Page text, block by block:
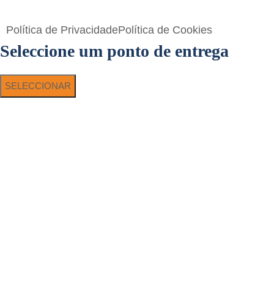
Política de PrivacidadePolítica de Cookies
Seleccione um ponto de entrega
SELECCIONAR